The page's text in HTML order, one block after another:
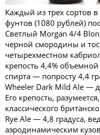
Каждый из трех сортов
фунтов (1080 рублей)
Светлый Morgan 4/4
черной смородины и
четырехместном
крепость 4,4%
спирта — попросту 4,4
Wheeler Dark Mild Ale —
Его крепость,
классического
Rye Ale — 4,8 градуса,
аэродинамическим